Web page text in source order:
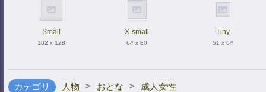
Small
102 x 128
X-small
64 x 80
Tiny
51 x 64
カテゴリ 人物 > おとな >
成人女性